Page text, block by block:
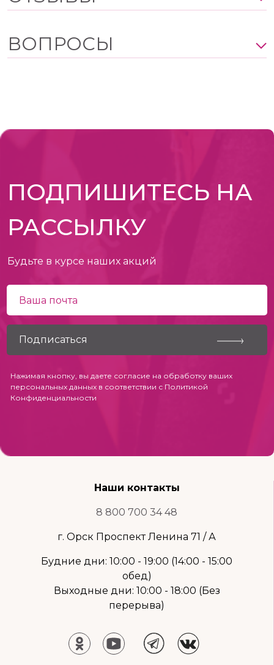
ВОПРОСЫ
ПОДПИШИТЕСЬ НА
РАССЫЛКУ
Будьте в курсе наших акций
Нажимая кнопку, вы даете согласие на обработку ваших
персональных данных в соответствии с Политикой
Конфиденциальности
Наши контакты
8 800 700 34 48
г. Орск Проспект Ленина 71 / А
Будние дни: 10:00 - 19:00 (14:00 - 15:00
обед)
Выходные дни: 10:00 - 18:00 (Без
перерыва)